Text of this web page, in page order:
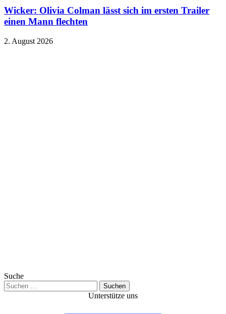
Wicker: Olivia Colman lässt sich im ersten Trailer
einen Mann flechten
2. August 2026
Suche
Suchen
nach:
Unterstütze uns